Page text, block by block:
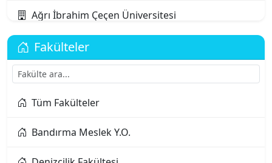
Ağrı İbrahim Çeçen Üniversitesi
Akdeniz Karpaz Üniversitesi
Akdeniz Üniversitesi
Aksaray Üniversitesi
Alanya Alaaddin Keykubat Üniversitesi
Fakülteler
Tüm Fakülteler
Bandırma Meslek Y.O.